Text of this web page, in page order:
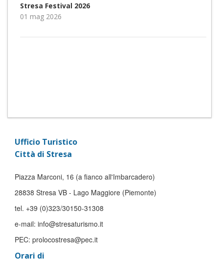
Stresa Festival 2026
01 mag 2026
Ufficio Turistico
Città di Stresa
Piazza Marconi, 16 (a fianco all'Imbarcadero)
28838 Stresa VB - Lago Maggiore (Piemonte)
tel. +39 (0)323/30150-31308
e-mail: info@stresaturismo.it
PEC: prolocostresa@pec.it
Orari di